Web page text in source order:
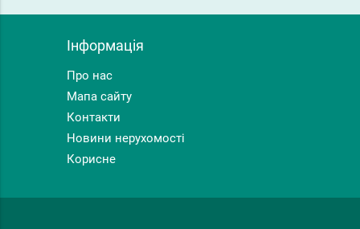
Інформація
Про нас
Мапа сайту
Контакти
Новини нерухомості
Корисне